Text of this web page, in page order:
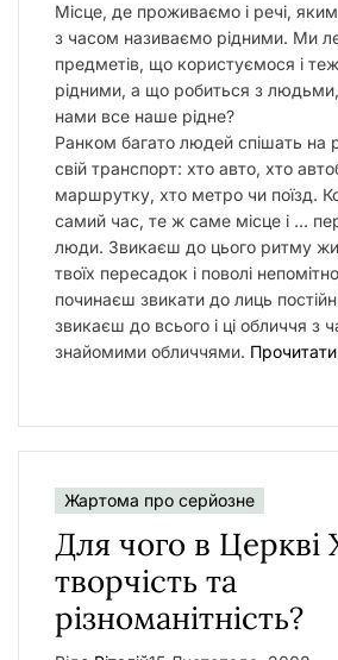
Місце, де проживаємо і речі,
з часом називаємо рідними. Ми
предметів, що користуємося і
рідними, а що робиться з людьми,
нами все наше рідне?
Ранком багато людей спішать на
свій транспорт: хто авто, хто
маршрутку, хто метро чи поїзд.
самий час, те ж саме місце і …
люди. Звикаєш до цього ритму
твоїх пересадок і поволі
починаєш звикати до лиць
звикаєш до всього і ці обличчя з
знайомими обличчями.
Жартома про серйозне
Для чого в Церкві
творчість та
різноманітність?